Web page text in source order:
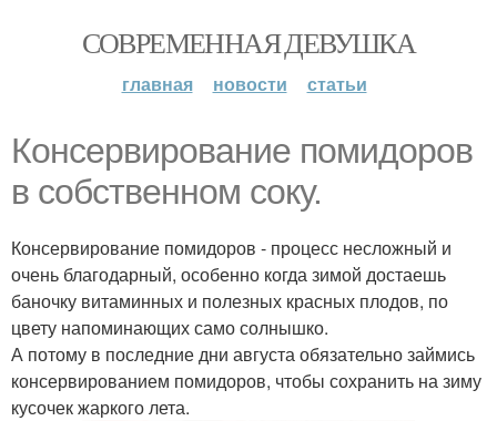
СОВРЕМЕННАЯ ДЕВУШКА
главная новости статьи
Консервирование помидоров
в собственном соку.
Консервирование помидоров - процесс несложный и
очень благодарный, особенно когда зимой достаешь
баночку витаминных и полезных красных плодов, по
цвету напоминающих само солнышко.
А потому в последние дни августа обязательно займись
консервированием помидоров, чтобы сохранить на зиму
кусочек жаркого лета.